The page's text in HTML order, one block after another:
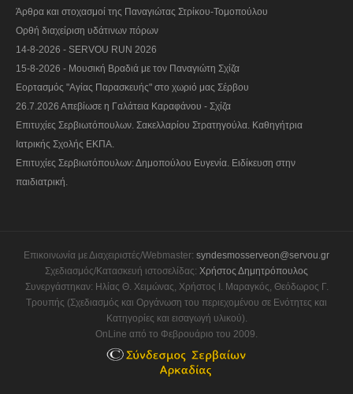
Άρθρα και στοχασμοί της Παναγιώτας Στρίκου-Τομοπούλου
Ορθή διαχείριση υδάτινων πόρων
14-8-2026 - SERVOU RUN 2026
15-8-2026 - Μουσική Βραδιά με τον Παναγιώτη Σχίζα
Εορτασμός "Αγίας Παρασκευής" στο χωριό μας Σέρβου
26.7.2026 Απεβίωσε η Γαλάτεια Καραφάνου - Σχίζα
Επιτυχίες Σερβιωτόπουλων. Σακελλαρίου Στρατηγούλα. Καθηγήτρια
Ιατρικής Σχολής ΕΚΠΑ.
Επιτυχίες Σερβιωτόπουλων: Δημοπούλου Ευγενία. Ειδίκευση στην
παιδιατρική.
Επικοινωνία με Διαχειριστές/Webmaster: syndesmosserveon@servou.gr
Σχεδιασμός/Κατασκευή ιστοσελίδας: Χρήστος Δημητρόπουλος
Συνεργάστηκαν: Ηλίας Θ. Χειμώνας, Χρήστος Ι. Μαραγκός, Θεόδωρος Γ.
Τρουπής (Σχεδιασμός και Οργάνωση του περιεχομένου σε Ενότητες και
Κατηγορίες και εισαγωγή υλικού).
OnLine από το Φεβρουάριο του 2009.